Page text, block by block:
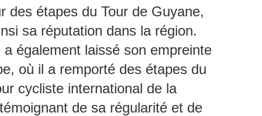
des étapes du Tour de Guyane,
sa réputation dans la région.
a également laissé son empreinte
où il a remporté des étapes du
cycliste international de la
de sa régularité et de
diplomatique et régionale.
Martinique est devenue, le 16 juin 2026, la première région française
Antilles-Guyane, à intégrer la CARICOM en tant que membre
FERNAND NEROR, vainqueur du tour cycliste de
Martinique en 1971.
NEROR, vainqueur du tour cycliste de Martinique en 1971.
toujours dans le vélo, Il fonde et dirige un magasin de vente et de
de vélos.